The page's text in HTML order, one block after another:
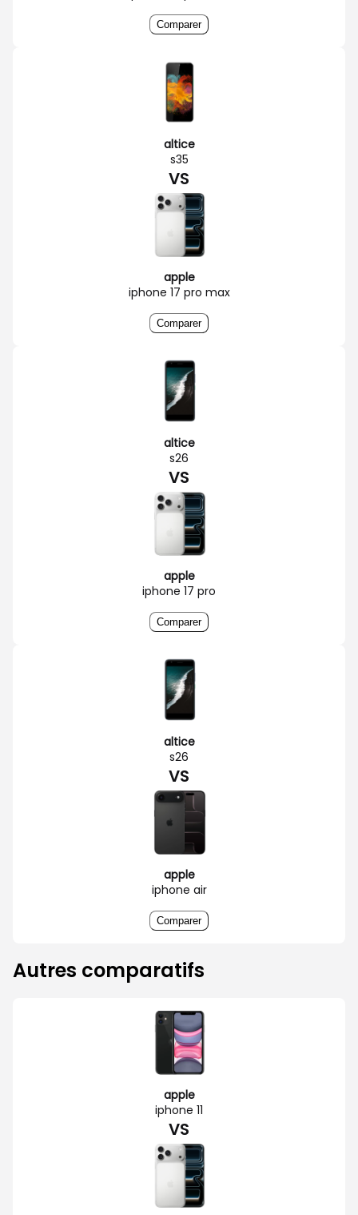
Comparer
altice
s35
VS
apple
iphone 17 pro max
Comparer
altice
s26
VS
apple
iphone 17 pro
Comparer
altice
s26
VS
apple
iphone air
Comparer
Autres comparatifs
apple
iphone 11
VS